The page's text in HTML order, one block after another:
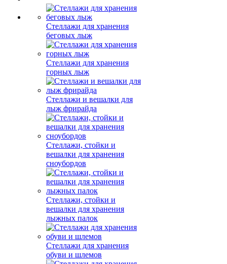
Стеллажи для хранения
беговых лыж
Стеллажи для хранения
горных лыж
Стеллажи и вешалки для
лыж фрирайда
Стеллажи, стойки и
вешалки для хранения
сноубордов
Стеллажи, стойки и
вешалки для хранения
лыжных палок
Стеллажи для хранения
обуви и шлемов